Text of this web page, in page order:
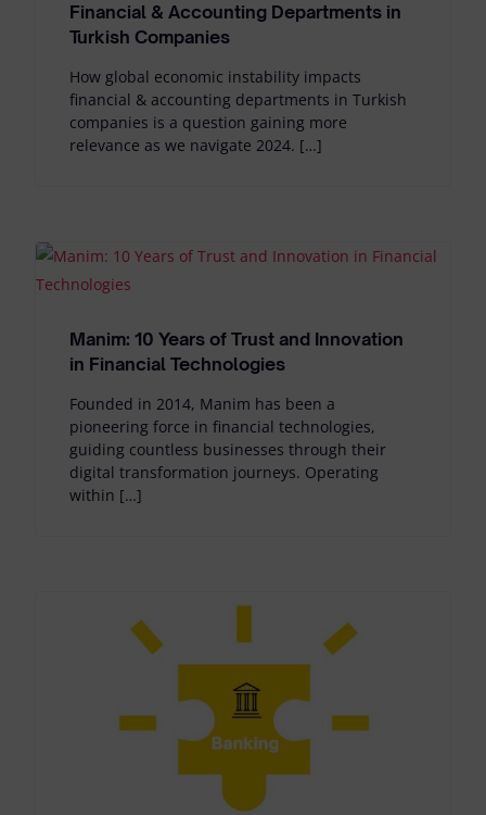
Financial & Accounting Departments in
Turkish Companies
How global economic instability impacts
financial & accounting departments in Turkish
companies is a question gaining more
relevance as we navigate 2024. […]
Manim: 10 Years of Trust and Innovation
in Financial Technologies
Founded in 2014, Manim has been a
pioneering force in financial technologies,
guiding countless businesses through their
digital transformation journeys. Operating
within […]